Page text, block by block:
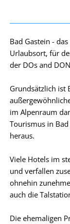
Bad Gastein -
Urlaubsort, für
der DOs and
Grundsätzlich ist
im Alpenraum
Tourismus in
heraus.
Viele Hotels im
und verfallen
ohnehin
auch die
Die ehemaligen